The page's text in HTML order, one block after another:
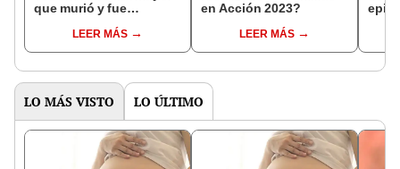
que murió y fue
LEER MÁS
en Acción 2023?
LEER MÁS
LO MÁS VISTO LO ÚLTIMO